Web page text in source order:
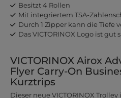
Besitzt 4 Rollen
Mit integriertem TSA-
Durch 1 Zipper kann die Tiefe
Das VICTORINOX Logo ist
VICTORINOX Airox
Flyer Carry-On
Kurztrips
Dieser neue VICTORINOX